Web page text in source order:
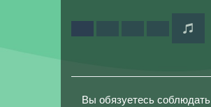
Вы обязуетесь соблюдать